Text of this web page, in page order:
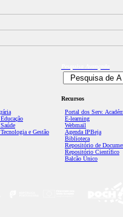
e Gestão
Recursos
Portal dos Serv.
E-learning
Webmail
Agenda IPBeja
Biblioteca
Repositório de
Repositório Científico
Balcão Único